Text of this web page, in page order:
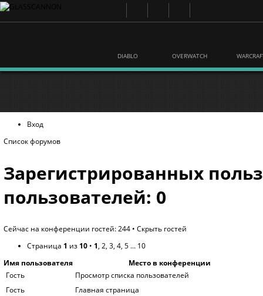
DIABLO OVERWATCH
Вход
Список форумов
Зарегистрированных
пользователей: 0
Сейчас на конференции гостей: 244 • Скрыть гостей
Страница 1 из 10 • 1, 2, 3, 4, 5 ... 10
Имя пользователя
Место в конференции
Гость
Просмотр списка пользователей
Гость
Главная страница